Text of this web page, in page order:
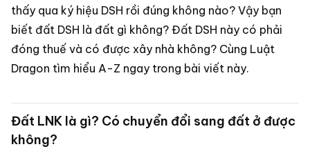
thấy qua ký hiệu DSH rồi đúng không nào? Vậy bạn
biết đất DSH là đất gì không? Đất DSH này có phải
đóng thuế và có được xây nhà không? Cùng Luật
Dragon tìm hiểu A-Z ngay trong bài viết này.
Đất LNK là gì? Có chuyển đổi sang đất ở được
không?